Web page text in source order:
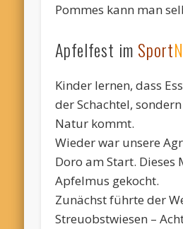
Pommes kann man
Apfelfest im Sport
Kinder lernen, dass
der Schachtel,
Natur kommt.
Wieder war unsere
Doro am Start. Dieses
Apfelmus gekocht.
Zunächst führte der
Streuobstwiesen –